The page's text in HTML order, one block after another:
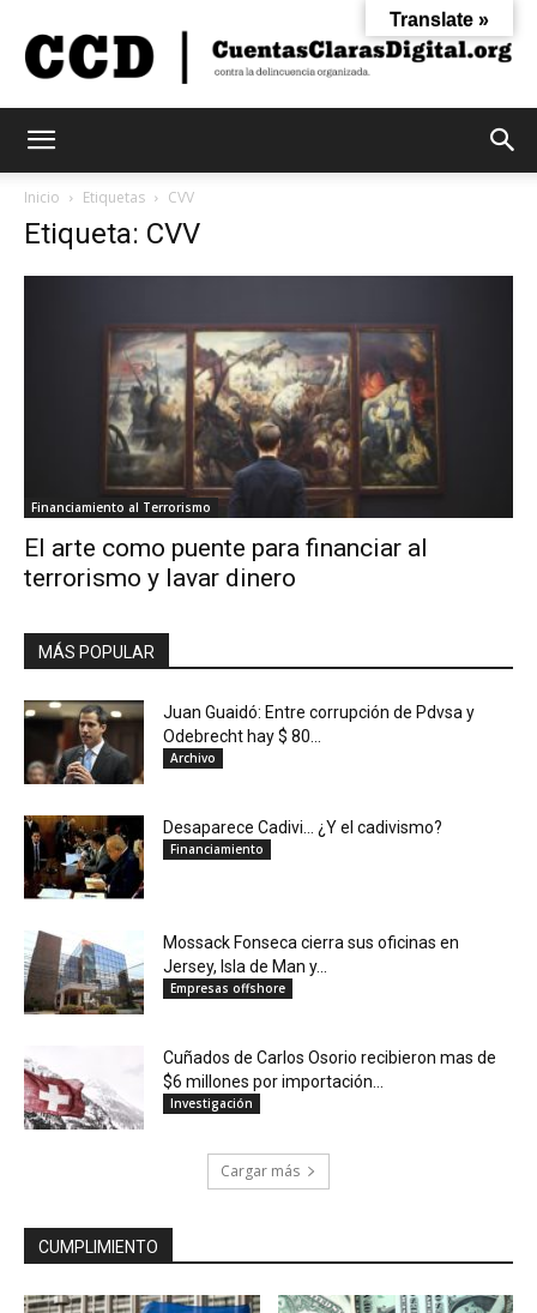
Digital
Inicio Etiquetas CVV
Etiqueta: CVV
Financiamiento al Terrorismo
El arte como puente para financiar al
terrorismo y lavar dinero
MÁS POPULAR
Juan Guaidó: Entre corrupción de Pdvsa y
Odebrecht hay $ 80...
Archivo
Desaparece Cadivi… ¿Y el cadivismo?
Financiamiento
Mossack Fonseca cierra sus oficinas en
Jersey, Isla de Man y...
Empresas offshore
Cuñados de Carlos Osorio recibieron mas de
$6 millones por importación...
Investigación
Cargar más
CUMPLIMIENTO
Translate »